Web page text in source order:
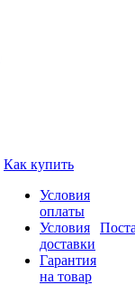
Как купить
Условия
оплаты
Условия
доставки
Гарантия
на товар